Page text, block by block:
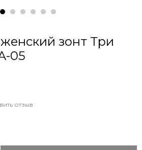
зонт Три
05
отзыв